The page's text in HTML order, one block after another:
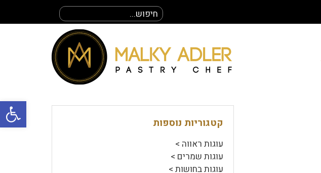
פתח
חיפוש
עבור:
קטגוריות נוספות
עוגות ראווה >
עוגות שמרים >
עוגות בחושות >